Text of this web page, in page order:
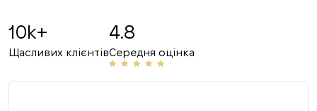
10k+
Щасливих клієнтів
4.8
Середня оцінка